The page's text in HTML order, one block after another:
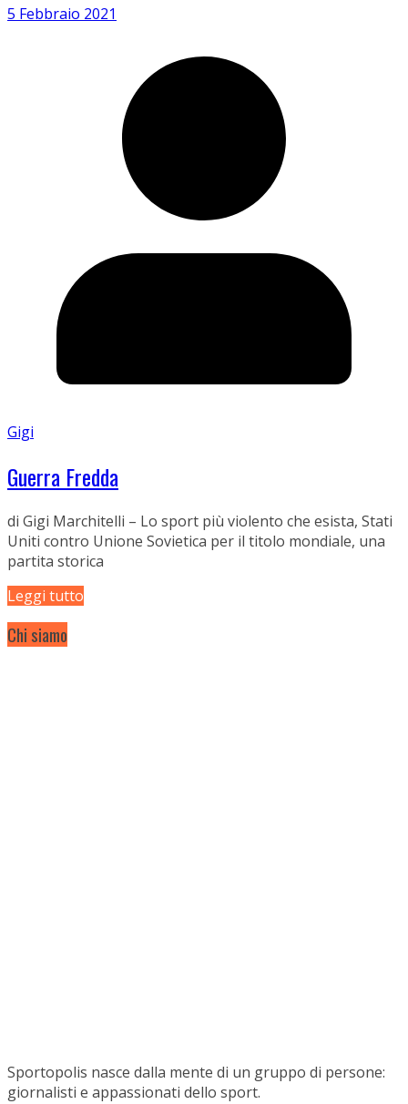
5 Febbraio 2021
Gigi
Guerra Fredda
di Gigi Marchitelli – Lo sport più violento che esista, Stati
Uniti contro Unione Sovietica per il titolo mondiale, una
partita storica
Leggi tutto
Chi siamo
Sportopolis nasce dalla mente di un gruppo di persone:
giornalisti e appassionati dello sport.